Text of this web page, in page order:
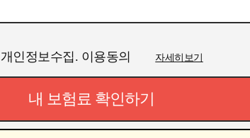
개인정보수집. 이용동의 자세히보기
내 보험료 확인하기